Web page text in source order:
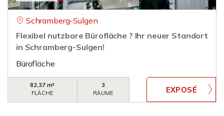
Schramberg-Sulgen
Flexibel nutzbare Bürofläche ? Ihr neuer Standort
in Schramberg-Sulgen!
Bürofläche
82,37 m²
FLÄCHE
3
RÄUME